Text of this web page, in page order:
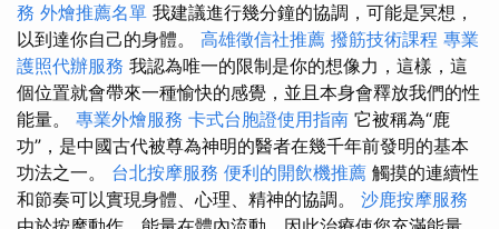
務 外燴推薦名單 我建議進行幾分鐘的協調，可能是冥想，
以到達你自己的身體。 高雄徵信社推薦 撥筋技術課程 專業
護照代辦服務 我認為唯一的限制是你的想像力，這樣，這
個位置就會帶來一種愉快的感覺，並且本身會釋放我們的性
能量。 專業外燴服務 卡式台胞證使用指南 它被稱為“鹿
功”，是中國古代被尊為神明的醫者在幾千年前發明的基本
功法之一。 台北按摩服務 便利的開飲機推薦 觸摸的連續性
和節奏可以實現身體、心理、精神的協調。 沙鹿按摩服務